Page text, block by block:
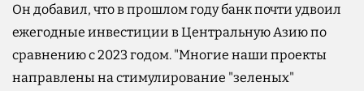
Он добавил, что в прошлом году банк почти удвоил
ежегодные инвестиции в Центральную Азию по
сравнению с 2023 годом. "Многие наши проекты
направлены на стимулирование "зеленых"